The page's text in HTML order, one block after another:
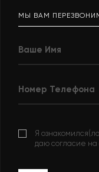
МЫ ВАМ
Я
даю согласие